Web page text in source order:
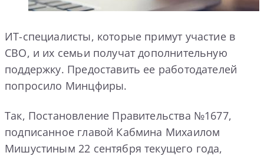
ИТ-специалисты, которые примут участие в
СВО, и их семьи получат дополнительную
поддержку. Предоставить ее работодателей
попросило Минцфиры.
Так, Постановление Правительства №1677,
подписанное главой Кабмина Михаилом
Мишустиным 22 сентября текущего года,